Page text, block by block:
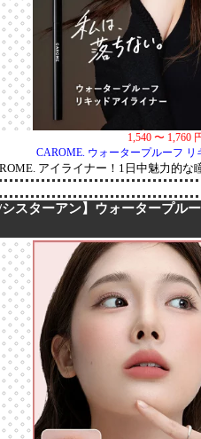
1,540 〜 1,760
CAROME. ウォータープルーフ リ
アイライナー！1日中魅力的な
スターアン】ウォータープル